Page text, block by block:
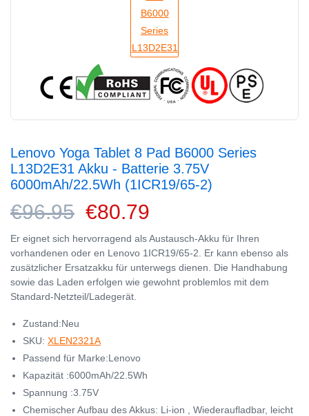
Lenovo Yoga Tablet 8 Pad B6000 Series
L13D2E31 Akku - Batterie 3.75V
6000mAh/22.5Wh (1ICR19/65-2)
€96.95 €80.79
Er eignet sich hervorragend als Austausch-Akku für Ihren
vorhandenen oder en Lenovo 1ICR19/65-2. Er kann ebenso als
zusätzlicher Ersatzakku für unterwegs dienen. Die Handhabung
sowie das Laden erfolgen wie gewohnt problemlos mit dem
Standard-Netzteil/Ladegerät.
Zustand:Neu
SKU: XLEN2321A
Passend für Marke:Lenovo
Kapazität :6000mAh/22.5Wh
Spannung :3.75V
Chemischer Aufbau des Akkus: Li-ion , Wiederaufladbar, leicht